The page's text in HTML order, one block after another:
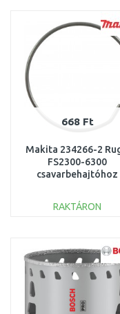
Összehasonlítás
668 Ft
Makita 234266-2
FS2300-6300
csavarbehajtóhoz
RAKTÁRON
Összehasonlítás